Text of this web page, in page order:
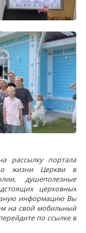
рассылку портала
о жизни Церкви в
душеполезные
церковных
информацию Вы
на свой мобильный
по ссылке в